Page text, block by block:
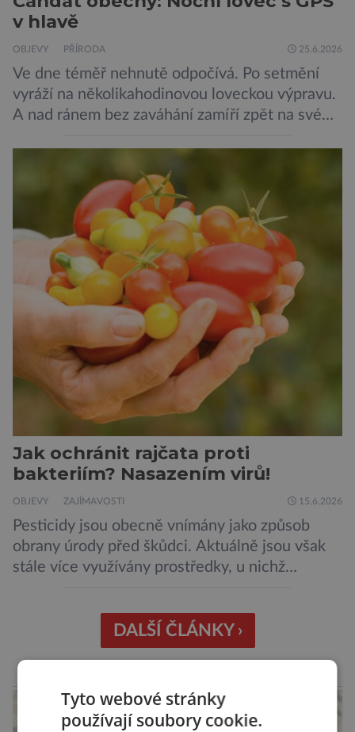
v hlavě
OBJEVY PŘÍRODA 25.6.2026
Ve dne téměř nehnutě odpočívá. Po setmění
vyráží na několikahodinovou loveckou výpravu.
A nad ránem bez zaváhání zamíří zpět na své
ukazuje, že candát obecný má mnohem lepší
orientační schopnosti, než si biologové dosud
mysleli. Vědci z Biologického centra Akademie
věd ČR sledovali pohyb candátů v jihočeské
nádrži Římov […]
Jak ochránit rajčata proti
bakteriím? Nasazením virů!
OBJEVY ZAJÍMAVOSTI 15.6.2026
Pesticidy jsou obecně vnímány jako způsob
obrany úrody před škůdci. Aktuálně jsou však
stále více využívány prostředky, u nichž
ochrana. Onu biologickou ochranu představují
například parazitické vosičky, které bývají
úspěšně aplikovány proti některým druhům
hmyzu. Takové vosičky jsou dosti malé, […]
DALŠÍ ČLÁNKY ›
Tyto webové stránky
používají soubory cookie.